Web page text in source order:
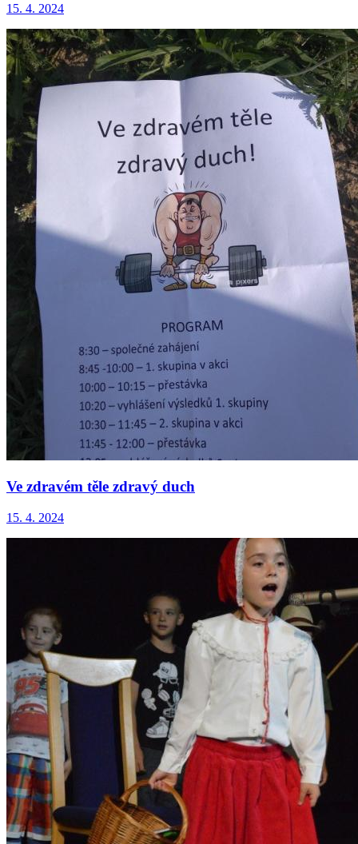
15. 4. 2024
Ve zdravém těle zdravý duch
15. 4. 2024